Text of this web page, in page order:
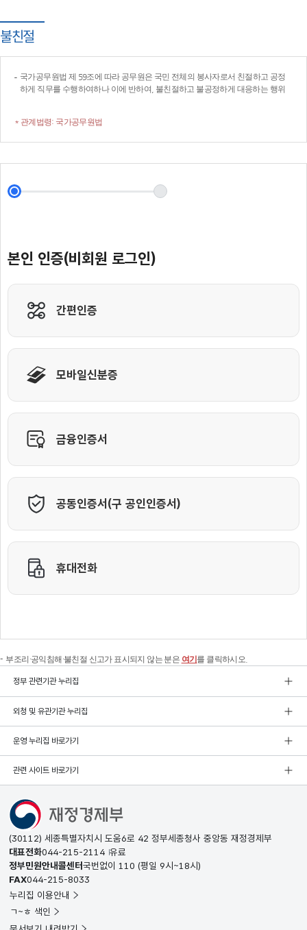
불친절
국가공무원법 제 59조에 따라 공무원은 국민 전체의 봉사자로서 친절하고 공정
하게 직무를 수행하여하나 이에 반하여, 불친절하고 불공정하게 대응하는 행위
* 관계법령: 국가공무원법
부조리·공익침해·불친절 신고가 표시되지 않는 분은 여기 를 클릭하시오.
정부 관련기관 누리집
외청 및 유관기관 누리집
운영 누리집 바로가기
관련 사이트 바로가기
(30112) 세종특별자치시 도움6로 42 정부세종청사 중앙동 재정경제부
대표전화044-215-2114 유료
정부민원안내콜센터국번없이 110 (평일 9시~18시)
FAX044-215-8033
누리집 이용안내
ㄱ~ㅎ 색인